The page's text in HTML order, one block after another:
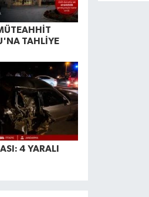
TAHLİYE
4 YARALI